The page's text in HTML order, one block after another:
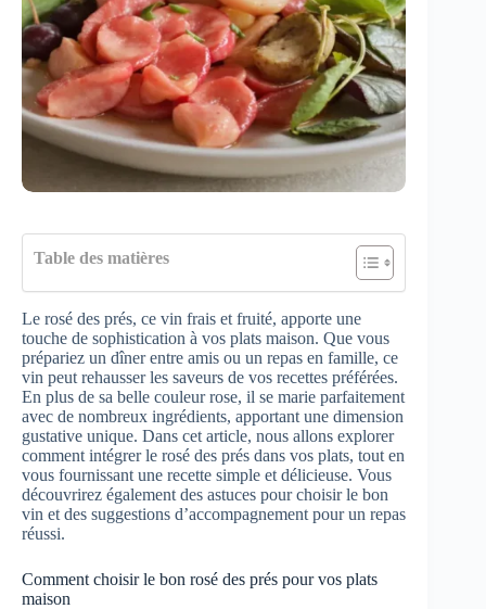
Table des matières
Le rosé des prés, ce vin frais et fruité, apporte une
touche de sophistication à vos plats maison. Que vous
prépariez un dîner entre amis ou un repas en famille, ce
vin peut rehausser les saveurs de vos recettes préférées.
En plus de sa belle couleur rose, il se marie parfaitement
avec de nombreux ingrédients, apportant une dimension
gustative unique. Dans cet article, nous allons explorer
comment intégrer le rosé des prés dans vos plats, tout en
vous fournissant une recette simple et délicieuse. Vous
découvrirez également des astuces pour choisir le bon
vin et des suggestions d’accompagnement pour un repas
réussi.
Comment choisir le bon rosé des prés pour vos plats
maison